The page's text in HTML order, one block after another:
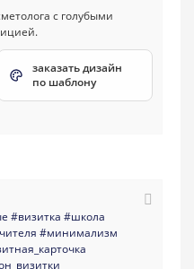
заказать дизайн
по шаблону
#визитка #школа
#минимализм